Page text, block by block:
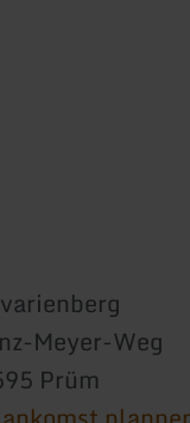
Meyer-Weg
Prüm